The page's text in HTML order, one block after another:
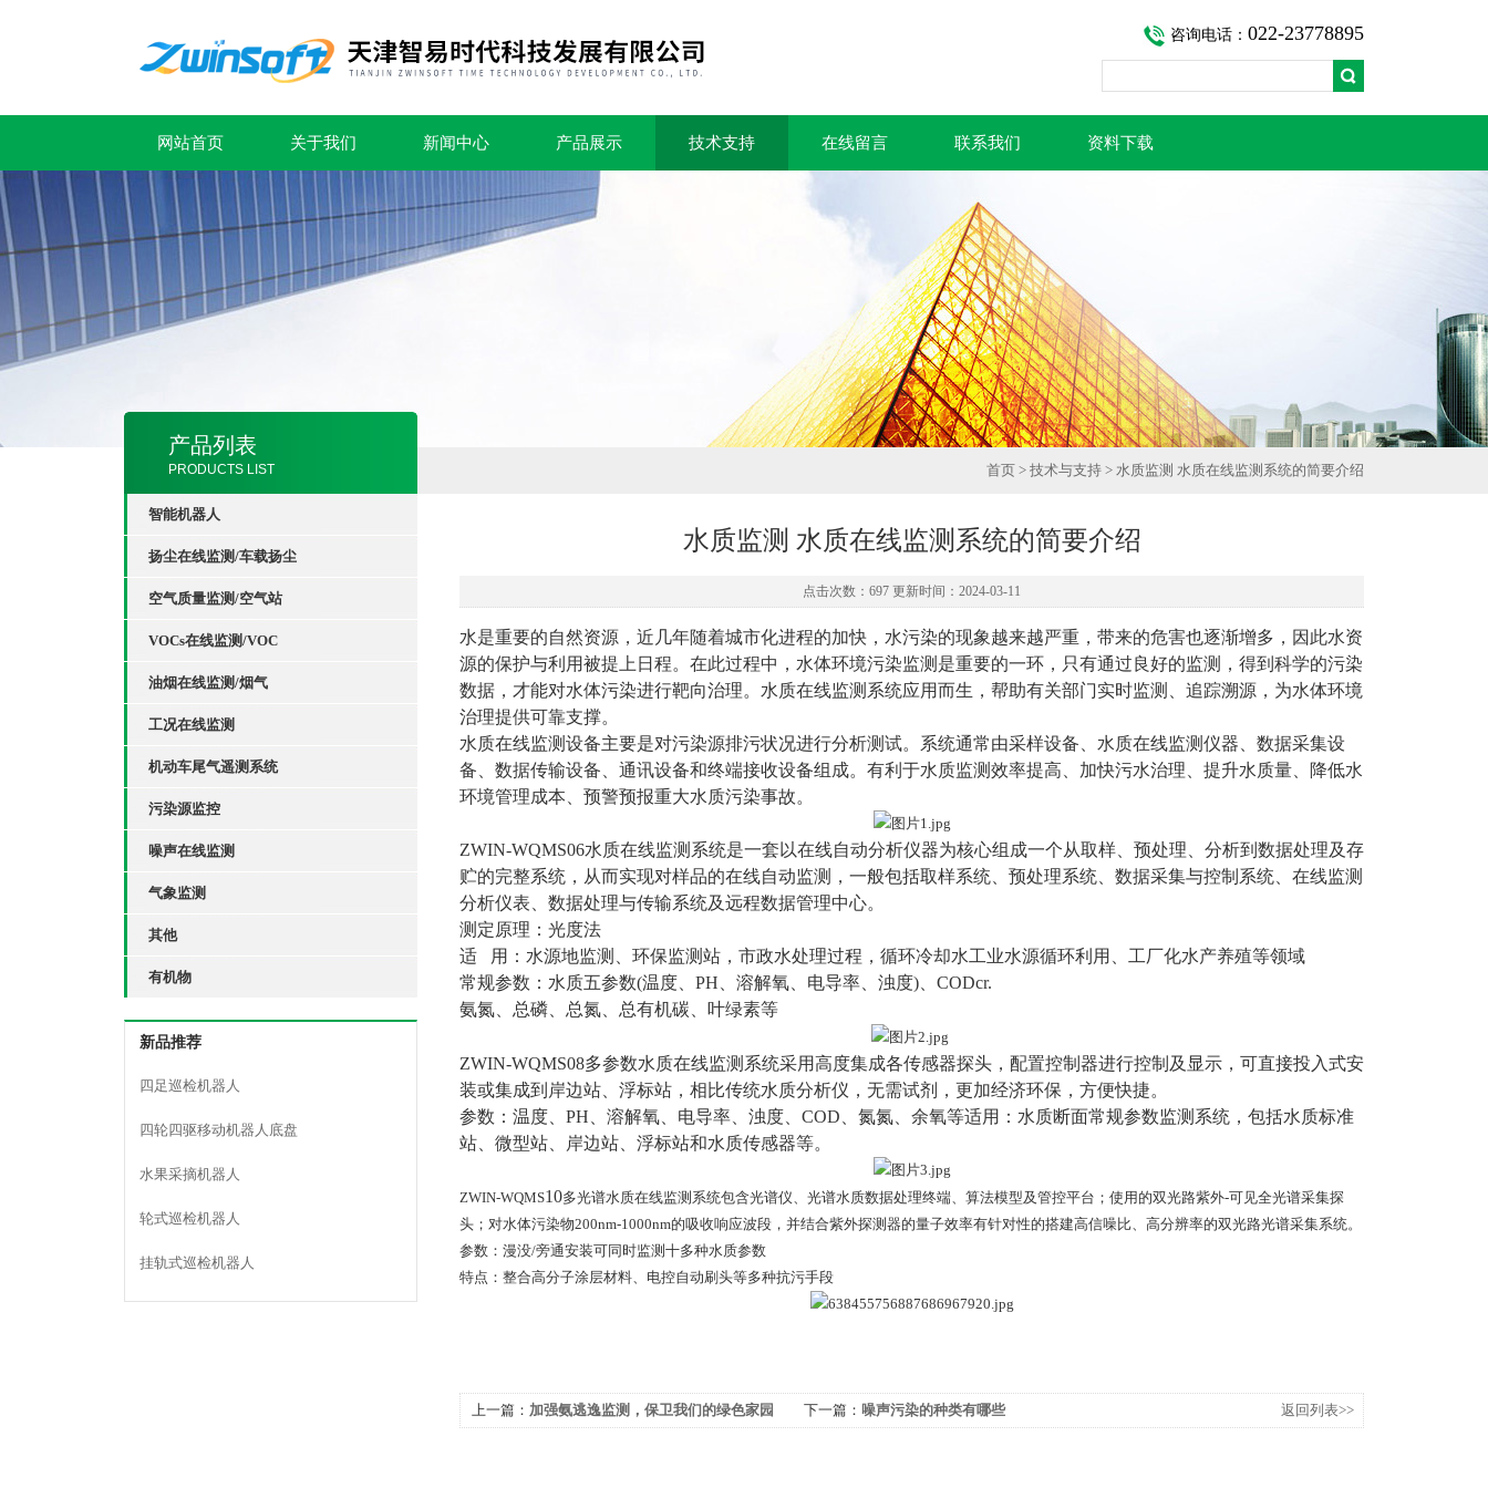
咨询电话： 022-23778895
网站首页 关于我们 新闻中心 产品展示 技术支持 在线留言 联系我们 资料下载
产品列表
PRODUCTS LIST
智能机器人
扬尘在线监测/车载扬尘
空气质量监测/空气站
VOCs在线监测/VOC
油烟在线监测/烟气
工况在线监测
机动车尾气遥测系统
污染源监控
噪声在线监测
气象监测
其他
有机物
新品推荐
四足巡检机器人
四轮四驱移动机器人底盘
水果采摘机器人
轮式巡检机器人
挂轨式巡检机器人
首页 > 技术与支持 > 水质监测 水质在线监测系统的简要介绍
水质监测 水质在线监测系统的简要介绍
点击次数：697 更新时间：2024-03-11
水是重要的自然资源，近几年随着城市化进程的加快，水污染的现象越来越严重，带来的危害也逐渐增多，因此水资
源的保护与利用被提上日程。在此过程中，水体环境污染监测是重要的一环，只有通过良好的监测，得到科学的污染
数据，才能对水体污染进行靶向治理。水质在线监测系统应用而生，帮助有关部门实时监测、追踪溯源，为水体环境
治理提供可靠支撑。
水质在线监测设备主要是对污染源排污状况进行分析测试。系统通常由采样设备、水质在线监测仪器、数据采集设
备、数据传输设备、通讯设备和终端接收设备组成。有利于水质监测效率提高、加快污水治理、提升水质量、降低水
环境管理成本、预警预报重大水质污染事故。
ZWIN-WQMS06水质在线监测系统是一套以在线自动分析仪器为核心组成一个从取样、预处理、分析到数据处理及存
贮的完整系统，从而实现对样品的在线自动监测，一般包括取样系统、预处理系统、数据采集与控制系统、在线监测
分析仪表、数据处理与传输系统及远程数据管理中心。
测定原理：光度法
适 用：水源地监测、环保监测站，市政水处理过程，循环冷却水工业水源循环利用、工厂化水产养殖等领域
常规参数：水质五参数(温度、 PH 、溶解氧、电导率、浊度)
CODcr.
氨氮、总磷、总氮、总有机碳、叶绿素等
ZWIN-WQMS08多参数水质在线监测系统采用高度集成各传感器探头，配置控制器进行控制及显示，可直接投入式安
装或集成到岸边站、浮标站，相比传统水质分析仪，无需试剂，更加经济环保，方便快捷。
参数：温度、 PH 、溶解氧、电导率、浊度、 COD 、氮氮、余氧等适用：水质断面常规参数监测系统，包括水质标准
站、微型站、岸边站、浮标站和水质传感器等。
ZWIN-WQMS10多光谱水质在线监测系统包含光谱仪、光谱水质数据处理终端、算法模型及管控平台；使用的双光路紫外-可见全光谱采集探
头；对水体污染物200nm-1000nm的吸收响应波段，并结合紫外探测器的量子效率有针对性的搭建高信噪比、高分辨率的双光路光谱采集系统。
参数：漫没/旁通安装可同时监测十多种水质参数
特点：整合高分子涂层材料、电控自动刷头等多种抗污手段
上一篇： 加强氨逃逸监测，保卫我们的绿色家园 下一篇： 噪声污染的种类有哪些 返回列表>>